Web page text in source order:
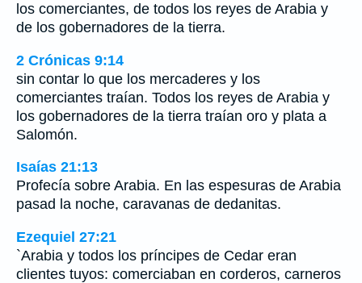
los comerciantes, de todos los reyes de Arabia y
de los gobernadores de la tierra.
2 Crónicas 9:14
sin contar lo que los mercaderes y los
comerciantes traían. Todos los reyes de Arabia y
los gobernadores de la tierra traían oro y plata a
Salomón.
Isaías 21:13
Profecía sobre Arabia. En las espesuras de Arabia
pasad la noche, caravanas de dedanitas.
Ezequiel 27:21
`Arabia y todos los príncipes de Cedar eran
clientes tuyos: comerciaban en corderos, carneros